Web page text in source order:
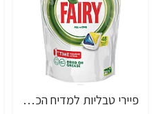
פיירי טבליות למדיח הכל באחד 48 יחידות - מבית FAIRY